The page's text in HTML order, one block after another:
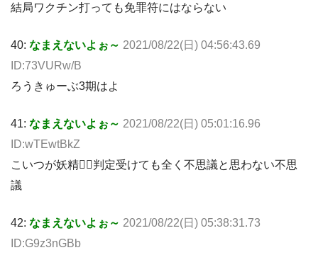
結局ワクチン打っても免罪符にはならない
40: なまえないよぉ～ 2021/08/22(日) 04:56:43.69
ID:73VURw/B
ろうきゅーぶ3期はよ
41: なまえないよぉ～ 2021/08/22(日) 05:01:16.96
ID:wTEwtBkZ
こいつが妖精🧚‍♀判定受けても全く不思議と思わない不思
議
42: なまえないよぉ～ 2021/08/22(日) 05:38:31.73
ID:G9z3nGBb